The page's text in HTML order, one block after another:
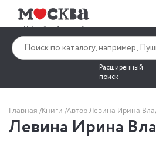
Расширенный
поиск
Главная Книги Автор Левина Ирина
Левина Ирина